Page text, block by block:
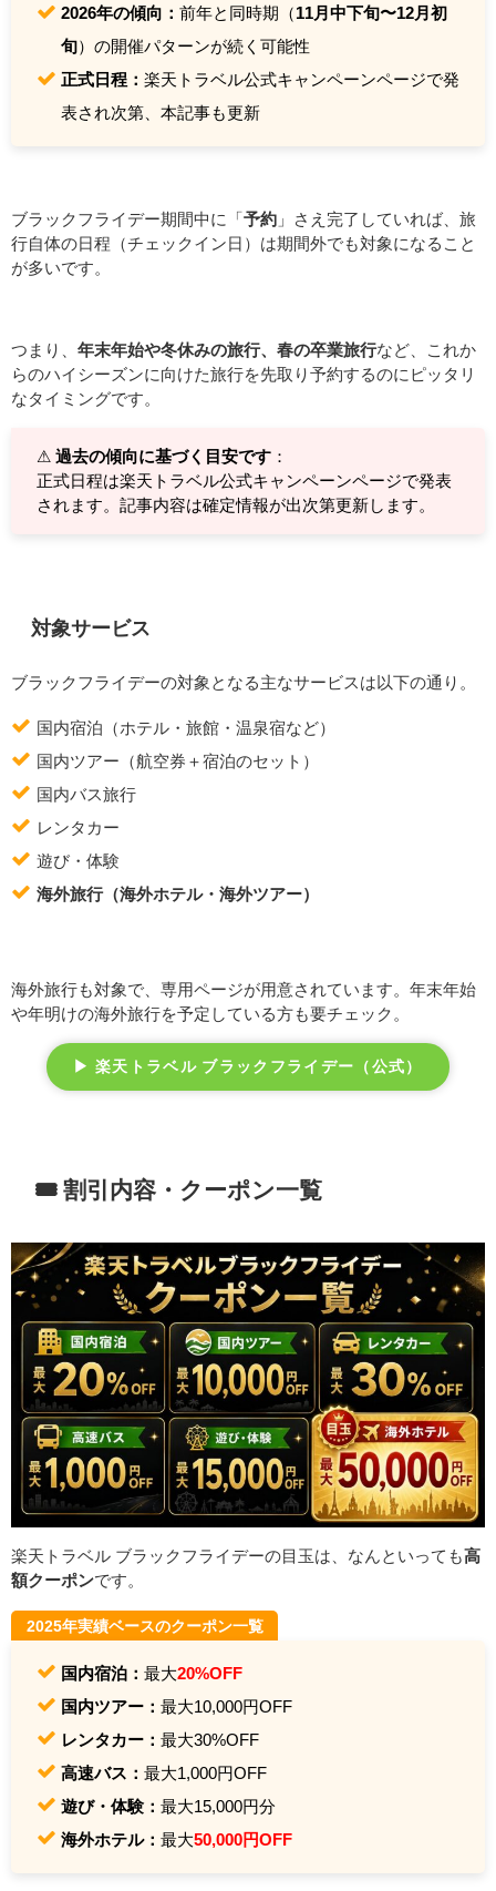
2026年の傾向： 前年と同時期（ 11月中下旬〜12月初
旬）の開催パターンが続く可能性
正式日程： 楽天トラベル公式キャンペーンページで発
表され次第、本記事も更新
ブラックフライデー期間中に「 予約 」さえ完了していれば、旅
行自体の日程（チェックイン日）は期間外でも対象になること
が多いです。
つまり、 年末年始や冬休みの旅行、春の卒業旅行など、これか
らのハイシーズンに向けた旅行を先取り予約するのにピッタリ
なタイミングです。
⚠ 過去の傾向に基づく目安です：
正式日程は楽天トラベル公式キャンペーンページで発表
されます。記事内容は確定情報が出次第更新します。
対象サービス
ブラックフライデーの対象となる主なサービスは以下の通り。
国内宿泊（ホテル・旅館・温泉宿など）
国内ツアー（航空券＋宿泊のセット）
国内バス旅行
レンタカー
遊び・体験
海外旅行（海外ホテル・海外ツアー）
海外旅行も対象で、専用ページが用意されています。年末年始
や年明けの海外旅行を予定している方も要チェック。
▶ 楽天トラベル ブラックフライデー（公式）
🎟️ 割引内容・クーポン一覧
楽天トラベル ブラックフライデーの目玉は、なんといっても高
額クーポンです。
2025年実績ベースのクーポン一覧
国内宿泊： 最大20%OFF
国内ツアー： 最大10,000円OFF
レンタカー： 最大30%OFF
高速バス： 最大1,000円OFF
遊び・体験： 最大15,000円分
海外ホテル： 最大50,000円OFF